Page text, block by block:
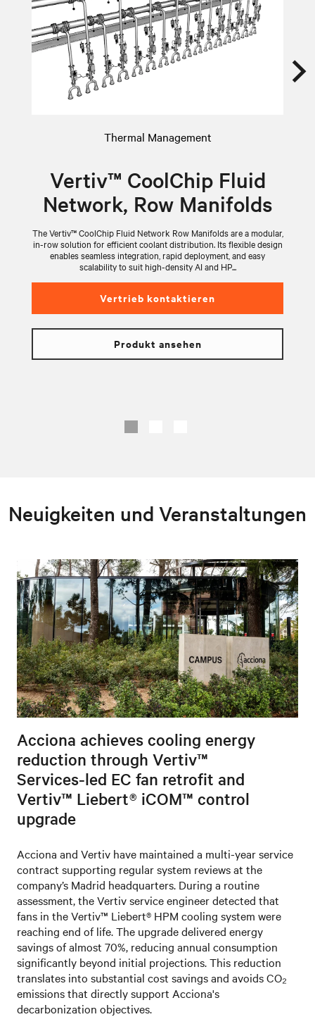
Thermal Management
Vertiv™ CoolChip Fluid
Network, Row Manifolds
The Vertiv™ CoolChip Fluid Network Row Manifolds are a modular,
in-row solution for efficient coolant distribution. Its flexible design
enables seamless integration, rapid deployment, and easy
scalability to suit high-density AI and HP...
Vertrieb kontaktieren
Produkt ansehen
Neuigkeiten und Veranstaltungen
Acciona achieves cooling energy
reduction through Vertiv™
Services‑led EC fan retrofit and
Vertiv™ Liebert® iCOM™ control
upgrade
Acciona and Vertiv have maintained a multi-year service
contract supporting regular system reviews at the
company’s Madrid headquarters. During a routine
assessment, the Vertiv service engineer detected that
fans in the Vertiv™ Liebert® HPM cooling system were
reaching end of life. The upgrade delivered energy
savings of almost 70%, reducing annual consumption
significantly beyond initial projections. This reduction
translates into substantial cost savings and avoids CO₂
emissions that directly support Acciona's
decarbonization objectives.